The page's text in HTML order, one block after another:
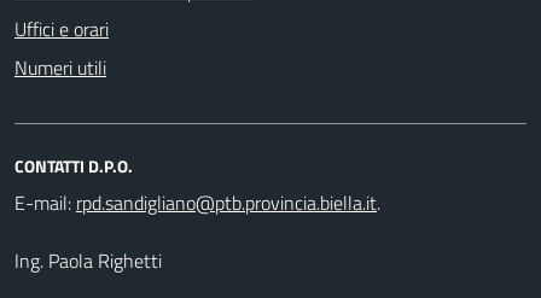
Uffici e orari
Numeri utili
CONTATTI D.P.O.
E-mail:
.
Ing. Paola Righetti